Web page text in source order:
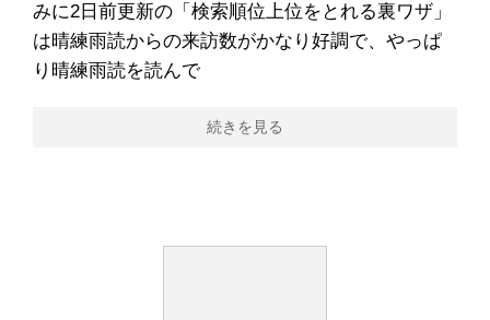
みに2日前更新の「検索順位上位をとれる裏ワザ」
は晴練雨読からの来訪数がかなり好調で、やっぱ
り晴練雨読を読んで
続きを見る